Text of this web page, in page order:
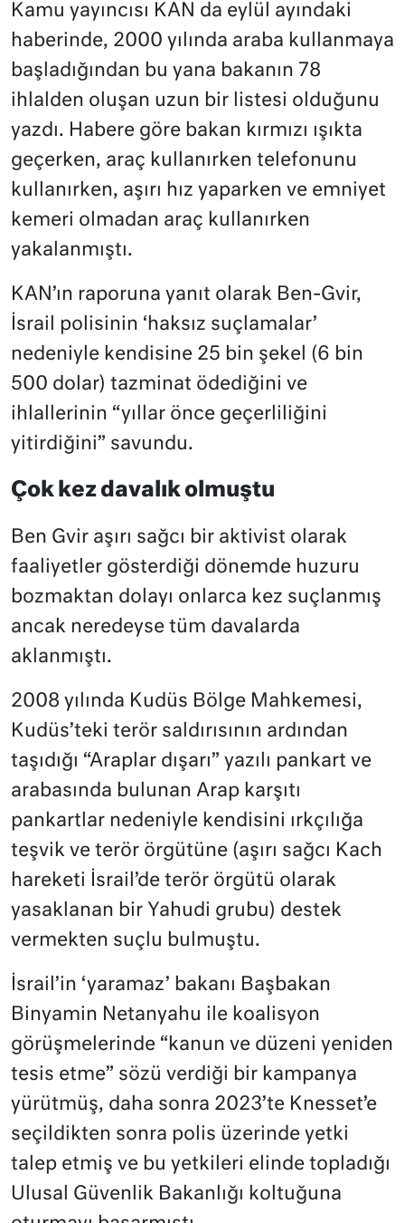
Kamu yayıncısı KAN da eylül ayındaki
haberinde, 2000 yılında araba kullanmaya
başladığından bu yana bakanın 78
ihlalden oluşan uzun bir listesi olduğunu
yazdı. Habere göre bakan kırmızı ışıkta
geçerken, araç kullanırken telefonunu
kullanırken, aşırı hız yaparken ve emniyet
kemeri olmadan araç kullanırken
yakalanmıştı.
KAN’ın raporuna yanıt olarak Ben-Gvir,
İsrail polisinin ‘haksız suçlamalar’
nedeniyle kendisine 25 bin şekel (6 bin
500 dolar) tazminat ödediğini ve
ihlallerinin “yıllar önce geçerliliğini
yitirdiğini” savundu.
Çok kez davalık olmuştu
Ben Gvir aşırı sağcı bir aktivist olarak
faaliyetler gösterdiği dönemde huzuru
bozmaktan dolayı onlarca kez suçlanmış
ancak neredeyse tüm davalarda
aklanmıştı.
2008 yılında Kudüs Bölge Mahkemesi,
Kudüs’teki terör saldırısının ardından
taşıdığı “Araplar dışarı” yazılı pankart ve
arabasında bulunan Arap karşıtı
pankartlar nedeniyle kendisini ırkçılığa
teşvik ve terör örgütüne (aşırı sağcı Kach
hareketi İsrail’de terör örgütü olarak
yasaklanan bir Yahudi grubu) destek
vermekten suçlu bulmuştu.
İsrail’in ‘yaramaz’ bakanı Başbakan
Binyamin Netanyahu ile koalisyon
görüşmelerinde “kanun ve düzeni yeniden
tesis etme” sözü verdiği bir kampanya
yürütmüş, daha sonra 2023’te Knesset’e
seçildikten sonra polis üzerinde yetki
talep etmiş ve bu yetkileri elinde topladığı
Ulusal Güvenlik Bakanlığı koltuğuna